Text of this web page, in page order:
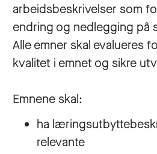
arbeidsbeskrivelser som
endring og nedlegging på
Alle emner skal evalueres
kvalitet i emnet og sikre
Emnene skal:
ha
relevante